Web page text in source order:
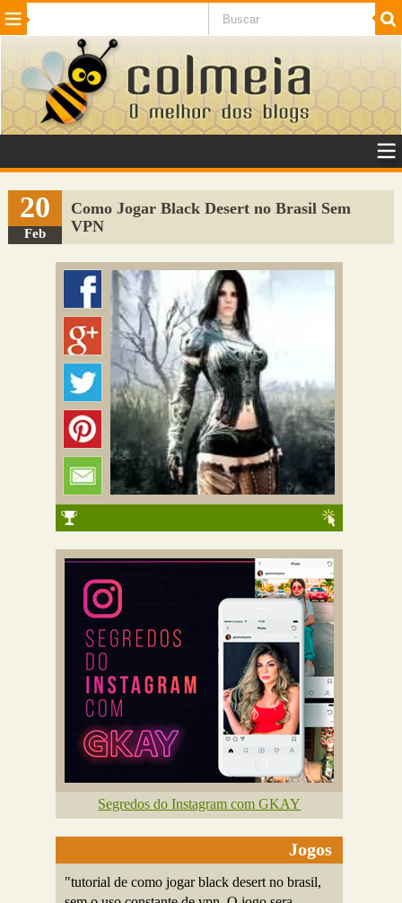
Beleza Cinema e TV
Internet Jogos NotÃ­cias SaÃºde
VeÃ­culos Adulto
Sugerir Link
Adicionar Blog
Colmeia Exchange
Perguntas Frequentes
20
Feb
Como Jogar Black Desert no Brasil Sem
VPN
Segredos do Instagram com GKAY
Jogos
"tutorial de como jogar black desert no brasil,